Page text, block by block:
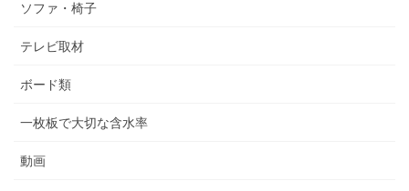
ソファ・椅子
テレビ取材
ボード類
一枚板で大切な含水率
動画